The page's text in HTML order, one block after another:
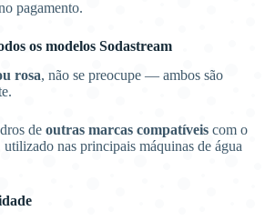
pagamento.
os modelos Sodastream
rosa, não se preocupe — ambos são
de outras marcas compatíveis com o
utilizado nas principais máquinas de água